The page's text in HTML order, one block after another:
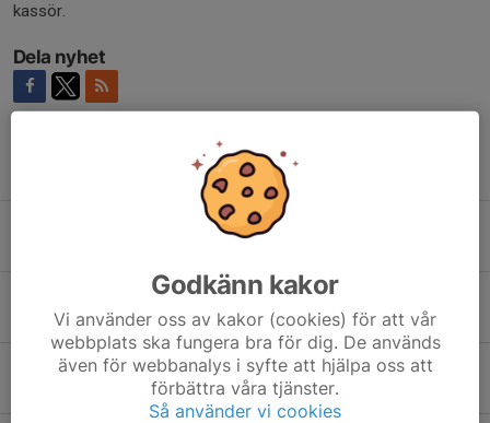
kassör.
Dela nyhet
Inställd träning 30 april!
Ingen träning 2 april!
24 mar, 08:35 0
Inställt träning 12/3
11 mar, 21:29 0
Godkänn kakor
Vi använder oss av kakor (cookies) för att vår
webbplats ska fungera bra för dig. De används
även för webbanalys i syfte att hjälpa oss att
förbättra våra tjänster.
Så använder vi cookies